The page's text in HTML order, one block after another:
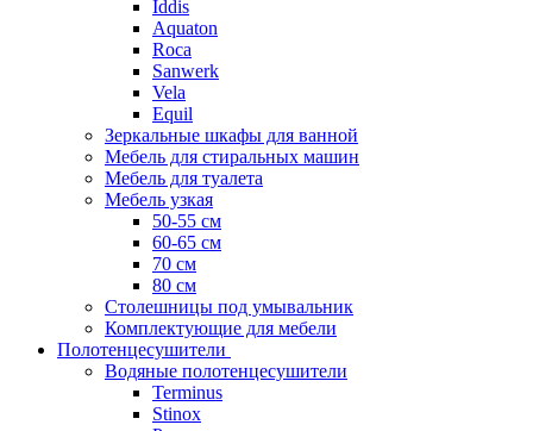
Iddis
Aquaton
Roca
Sanwerk
Vela
Equil
Зеркальные шкафы для ванной
Мебель для стиральных машин
Мебель для туалета
Мебель узкая
50-55 см
60-65 см
70 см
80 см
Столешницы под умывальник
Комплектующие для мебели
Полотенцесушители
Водяные полотенцесушители
Terminus
Stinox